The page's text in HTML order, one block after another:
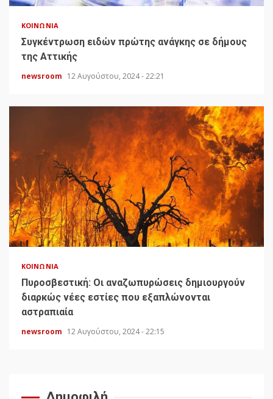
ΚΟΙΝΩΝΊΑ
Συγκέντρωση ειδών πρώτης ανάγκης σε δήμους
της Αττικής
newsroom 12 Αυγούστου, 2024 - 22:21
ΚΟΙΝΩΝΊΑ
Πυροσβεστική: Οι αναζωπυρώσεις δημιουργούν
διαρκώς νέες εστίες που εξαπλώνονται
αστραπιαία
newsroom 12 Αυγούστου, 2024 - 22:15